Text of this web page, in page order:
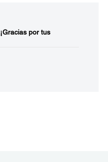
¡Gracias por tus